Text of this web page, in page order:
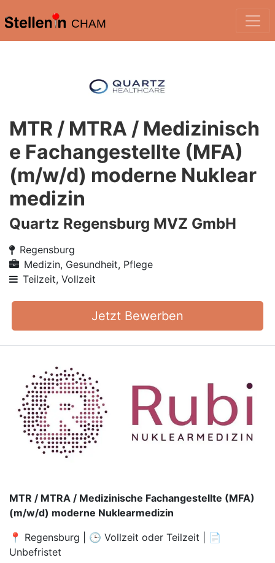
CHAM
MTR / MTRA / Medizinisch
e Fachangestellte (MFA)
(m/w/d) moderne Nuklear
medizin
Quartz Regensburg MVZ GmbH
Regensburg
Medizin, Gesundheit, Pflege
Teilzeit, Vollzeit
Jetzt Bewerben
MTR / MTRA / Medizinische Fachangestellte (MFA)
(m⁠/⁠w⁠/⁠d) moderne Nuklearmedizin
📍 Regensburg | 🕒 Vollzeit oder Teilzeit | 📄
Unbefristet